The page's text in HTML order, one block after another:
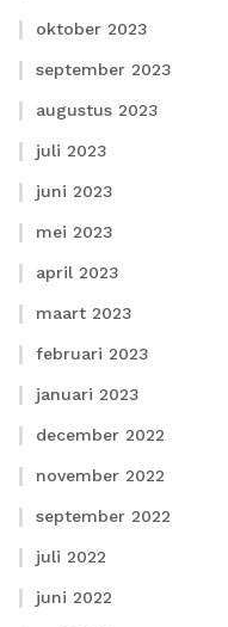
oktober 2023
september 2023
augustus 2023
juli 2023
juni 2023
mei 2023
april 2023
maart 2023
februari 2023
januari 2023
december 2022
november 2022
september 2022
juli 2022
juni 2022